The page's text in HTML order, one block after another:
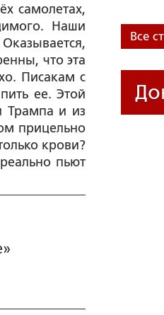
самолетах,
Наши
что эта
Писакам с
ее. Этой
Трампа и из
прицельно
крови?
пьют
Все